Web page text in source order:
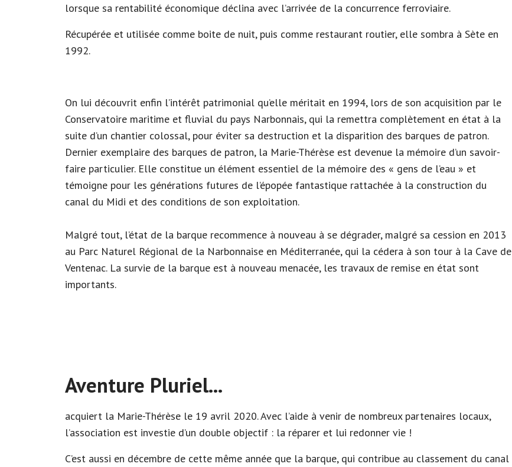
lorsque sa rentabilité économique déclina avec l’arrivée de la concurrence ferroviaire.
Récupérée et utilisée comme boite de nuit, puis comme restaurant routier, elle sombra à Sète en
1992.
On lui découvrit enfin l’intérêt patrimonial qu’elle méritait en 1994, lors de son acquisition par le
Conservatoire maritime et fluvial du pays Narbonnais, qui la remettra complètement en état à la
suite d’un chantier colossal, pour éviter sa destruction et la disparition des barques de patron.
Dernier exemplaire des barques de patron, la Marie-Thérèse est devenue la mémoire d’un savoir-
faire particulier. Elle constitue un élément essentiel de la mémoire des « gens de l’eau » et
témoigne pour les générations futures de l’épopée fantastique rattachée à la construction du
canal du Midi et des conditions de son exploitation.
Malgré tout, l’état de la barque recommence à nouveau à se dégrader, malgré sa cession en 2013
au Parc Naturel Régional de la Narbonnaise en Méditerranée, qui la cédera à son tour à la Cave de
Ventenac. La survie de la barque est à nouveau menacée, les travaux de remise en état sont
importants.
Aventure Pluriel...
acquiert la Marie-Thérèse le 19 avril 2020. Avec l’aide à venir de nombreux partenaires locaux,
l’association est investie d’un double objectif : la réparer et lui redonner vie !
C’est aussi en décembre de cette même année que la barque, qui contribue au classement du canal